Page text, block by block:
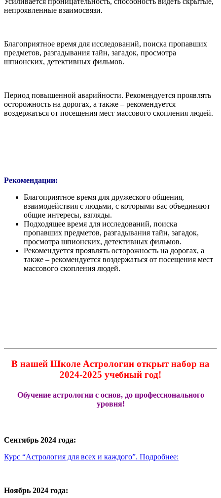
непроявленные взаимосвязи.
Благоприятное время для исследований, поиска пропавших
предметов, разгадывания тайн, загадок, просмотра
шпионских, детективных фильмов.
Период повышенной аварийности. Рекомендуется проявлять
осторожность на дорогах, а также – рекомендуется
воздержаться от посещения мест массового скопления людей.
Рекомендации:
Благоприятное время для дружеского общения,
взаимодействия с людьми, с которыми вас объединяют
общие интересы, взгляды.
Подходящее время для исследований, поиска
пропавших предметов, разгадывания тайн, загадок,
просмотра шпионских, детективных фильмов.
Рекомендуется проявлять осторожность на дорогах, а
также – рекомендуется воздержаться от посещения мест
массового скопления людей.
В нашей Школе Астрологии открыт набор на
2024-2025 учебный год!
Обучение астрологии с основ, до профессионального
уровня!
Сентябрь 2024 года:
Курс “Астрология для всех и каждого”. Подробнее:
Ноябрь 2024 года: